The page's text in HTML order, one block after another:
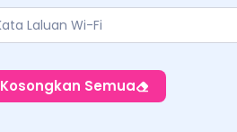
Kosongkan Semua